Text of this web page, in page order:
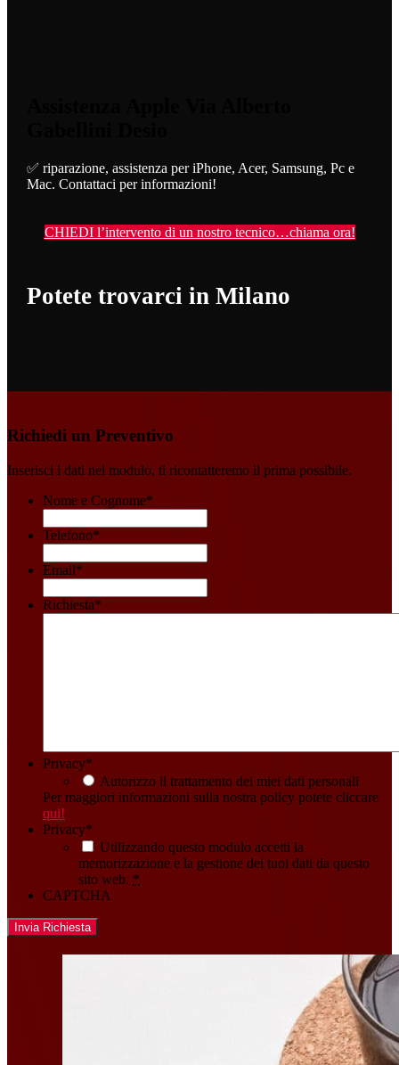
✅ riparazione, assistenza per iPhone, Acer, Samsung, Pc e
Mac. Contattaci per informazioni!
CHIEDI l’intervento di un nostro tecnico…chiama ora!
Potete trovarci in Milano
Richiedi un Preventivo
Inserisci i dati nel modulo, ti ricontatteremo il prima possibile.
Nome e Cognome*
Telefono*
Email*
Richiesta*
Privacy*
Autorizzo il trattamento dei miei dati personali
Per maggiori informazioni sulla nostra policy potete cliccare
qui!
Privacy*
Utilizzando questo modulo accetti la
memorizzazione e la gestione dei tuoi dati da questo
sito web. *
CAPTCHA